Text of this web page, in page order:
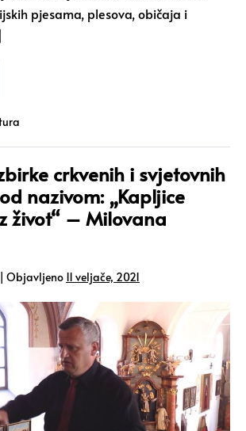
pjesama, plesova, običaja i
crkvenih i svjetovnih
nazivom: „Kapljice
život“ – Milovana
| Objavljeno 11 veljače, 2021